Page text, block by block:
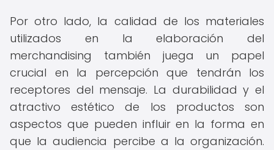
Por otro lado, la calidad de los materiales
utilizados en la elaboración del
merchandising también juega un papel
crucial en la percepción que tendrán los
receptores del mensaje. La durabilidad y el
atractivo estético de los productos son
aspectos que pueden influir en la forma en
que la audiencia percibe a la organización.